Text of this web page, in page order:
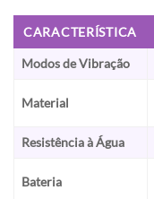
CARACTERÍSTICA
Modos de Vibração
Material
Resistência à Água
Bateria